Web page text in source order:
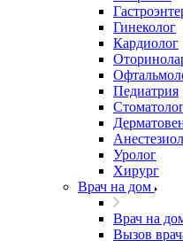
Гинеколог
Кардиолог
Педиатрия
Уролог
Хирург
Врач на дом
Врач на
Вызов